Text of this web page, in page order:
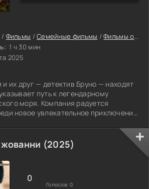
/ Фильмы /Семейные фильмы /Фильмы онлайн
1 ч 30 мин
2025
их друг — детектив Бруно — находят
путь к легендарному
моря. Компания радуется
новое увлекательное приключение
исчезает. О сокровищах теперь
и Бруно понимают: главное —
почему её исчезновение связано
(2025)
0
Голосов: 0